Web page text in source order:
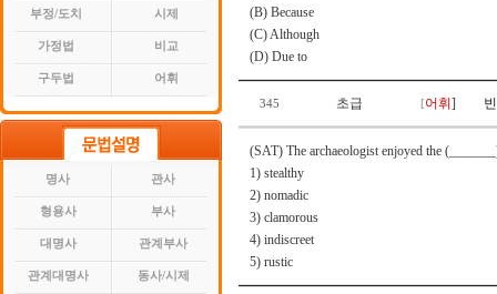
부정/도치 시제
가정법 비교
구두법 어휘
명사 관사
형용사 부사
대명사 관계부사
관계대명사 동사/시제
(B) Because
(C) Although
(D) Due to
345 초급 [어휘 ]
(SAT) The archaeologist enjoyed the
1) stealthy
2) nomadic
3) clamorous
4) indiscreet
5) rustic